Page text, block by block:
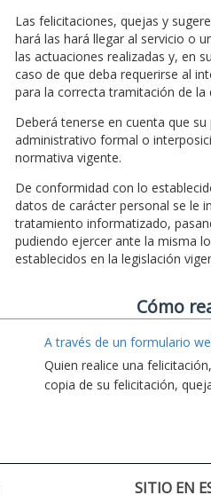
Las felicitaciones, quejas y
hará las hará llegar al servicio o
las actuaciones realizadas y, en
caso de que deba requerirse al
para la correcta tramitación de la
Deberá tenerse en cuenta que
administrativo formal o
normativa vigente.
De conformidad con lo
datos de carácter personal se le
tratamiento informatizado,
pudiendo ejercer ante la misma
establecidos en la legislación
Cómo
A través de un formulario
Quien realice una
copia de su felicitación,
SITIO EN